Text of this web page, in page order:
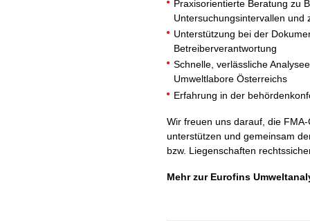
Praxisorientierte Beratung zu
Untersuchungsintervallen und
Unterstützung bei der
Betreiberverantwortung
Schnelle, verlässliche
Umweltlabore Österreichs
Erfahrung in der
Wir freuen uns darauf, die
unterstützen und gemeinsam
bzw. Liegenschaften
Mehr zur Eurofins